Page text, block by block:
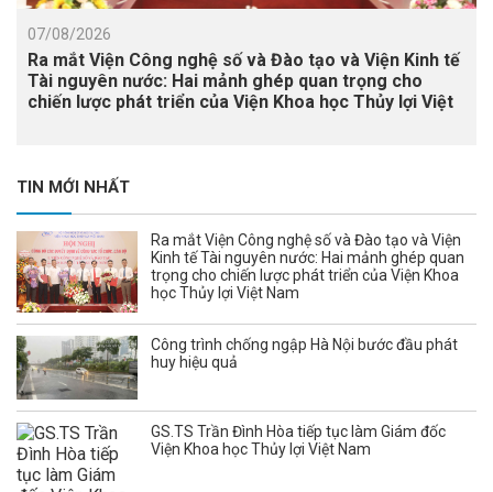
07/08/2026
Ra mắt Viện Công nghệ số và Đào tạo và Viện Kinh tế
Tài nguyên nước: Hai mảnh ghép quan trọng cho
chiến lược phát triển của Viện Khoa học Thủy lợi Việt
TIN MỚI NHẤT
Ra mắt Viện Công nghệ số và Đào tạo và Viện
Kinh tế Tài nguyên nước: Hai mảnh ghép quan
trọng cho chiến lược phát triển của Viện Khoa
học Thủy lợi Việt Nam
Công trình chống ngập Hà Nội bước đầu phát
huy hiệu quả
GS.TS Trần Đình Hòa tiếp tục làm Giám đốc
Viện Khoa học Thủy lợi Việt Nam